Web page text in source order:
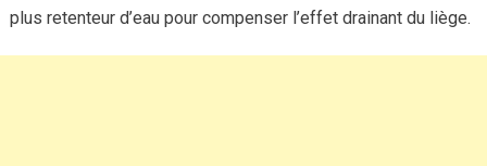
plus retenteur d’eau pour compenser l’effet drainant du liège.